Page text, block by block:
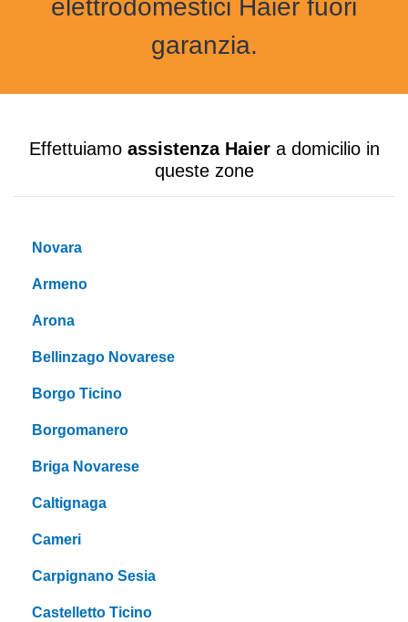
elettrodomestici Haier fuori
garanzia.
Effettuiamo assistenza Haiera domicilio in
queste zone
Novara
Armeno
Arona
Bellinzago Novarese
Borgo Ticino
Borgomanero
Briga Novarese
Caltignaga
Cameri
Carpignano Sesia
Castelletto Ticino